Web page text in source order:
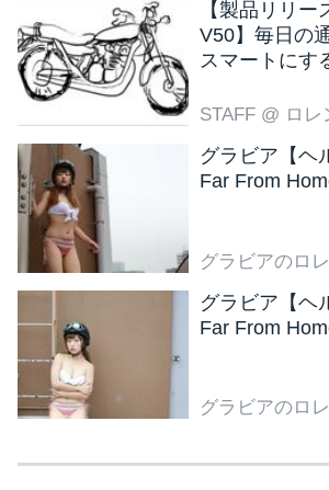
【製品リリ
V50】毎日の
スマートにす
STAFF @ ロレ
グラビア【ヘ
Far From
グラビアのロ
グラビア【ヘ
Far From
グラビアのロ